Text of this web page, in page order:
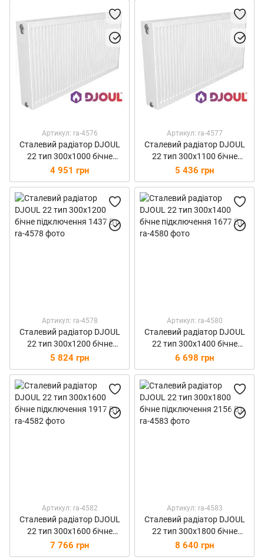
Артикул: ra-4576
Сталевий радіатор DJOUL
22 тип 300х1000 бічне
підключення 1198 Вт
4 951 грн
Артикул: ra-4577
Сталевий радіатор DJOUL
22 тип 300х1100 бічне
підключення 1318 Вт
5 436 грн
Артикул: ra-4578
Сталевий радіатор DJOUL
22 тип 300х1200 бічне
підключення 1437 Вт
5 824 грн
Артикул: ra-4580
Сталевий радіатор DJOUL
22 тип 300х1400 бічне
підключення 1677 Вт
6 698 грн
Артикул: ra-4582
Сталевий радіатор DJOUL
22 тип 300х1600 бічне
підключення 1917 Вт
7 766 грн
Артикул: ra-4583
Сталевий радіатор DJOUL
22 тип 300х1800 бічне
підключення 2156 Вт
8 640 грн